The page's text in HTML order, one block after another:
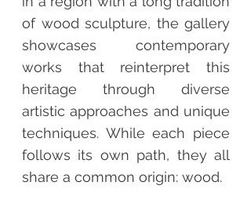
of wood sculpture, the gallery
showcases contemporary
works that reinterpret this
heritage through diverse
artistic approaches and unique
techniques. While each piece
follows its own path, they all
share a common origin: wood.